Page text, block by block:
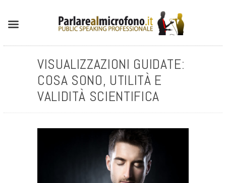
VISUALIZZAZIONI GUIDATE:
COSA SONO, UTILITÀ E
VALIDITÀ SCIENTIFICA